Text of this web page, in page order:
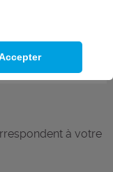
du Travail.
à votre